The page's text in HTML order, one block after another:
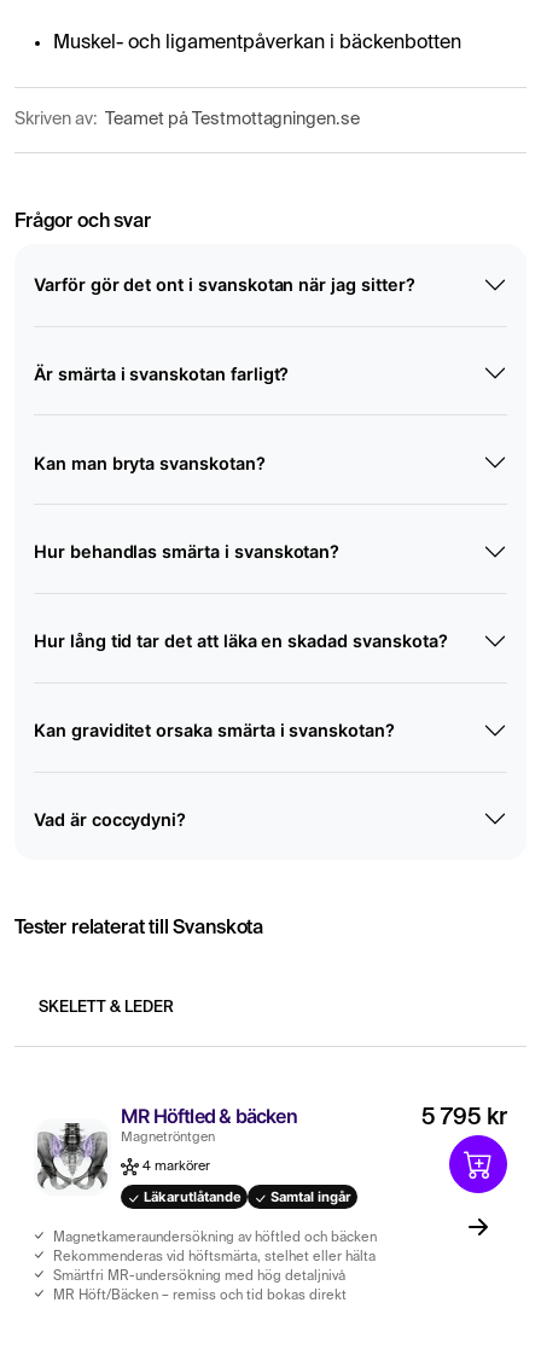
Muskel- och ligamentpåverkan i bäckenbotten
Skriven av: Teamet på Testmottagningen.se
Frågor och svar
Varför gör det ont i svanskotan när jag sitter?
Är smärta i svanskotan farligt?
Kan man bryta svanskotan?
Hur behandlas smärta i svanskotan?
Hur lång tid tar det att läka en skadad svanskota?
Kan graviditet orsaka smärta i svanskotan?
Vad är coccydyni?
Tester relaterat till Svanskota
SKELETT & LEDER
MR Höftled & bäcken
Magnetröntgen
4 markörer
Läkarutlåtande Samtal ingår
Magnetkameraundersökning av höftled och bäcken
Rekommenderas vid höftsmärta, stelhet eller hälta
Smärtfri MR-undersökning med hög detaljnivå
MR Höft/Bäcken – remiss och tid bokas direkt
5 795 kr